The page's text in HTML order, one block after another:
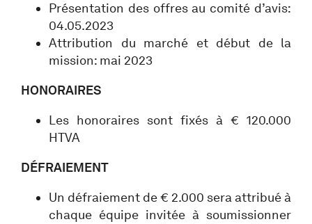
Présentation des offres au comité d’avis:
04.05.2023
Attribution du marché et début de la
mission: mai 2023
HONORAIRES
Les honoraires sont fixés à € 120.000
HTVA
DÉFRAIEMENT
Un défraiement de € 2.000 sera attribué à
chaque équipe invitée à soumissionner